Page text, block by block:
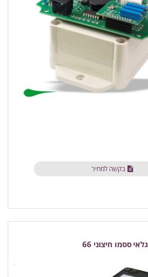
בקשה למחיר
גלאי ססמו חיצוני 66